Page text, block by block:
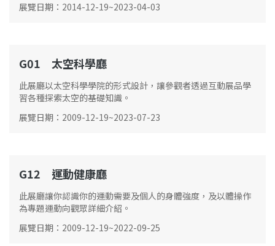
展覽日期 ： 2014-12-19~2023-04-03
G01
G01 太空科學廳
此展廳以太空科學學院的形式設計，讓參觀者透過互動展品學
習各種探索太空的基礎知識。
展覽日期 ： 2009-12-19~2023-07-23
G12
G12 運動健康廳
此展廳讓你認識你的運動需要及個人的身體強度，及以體操作
為專題運動向觀眾詳細介紹。
展覽日期 ： 2009-12-19~2022-09-25